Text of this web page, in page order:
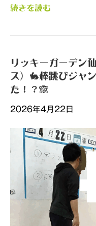
続きを読む
リッキーガーデン
ス）🐇棒跳びジャ
た！？🙈
2026年4月22日